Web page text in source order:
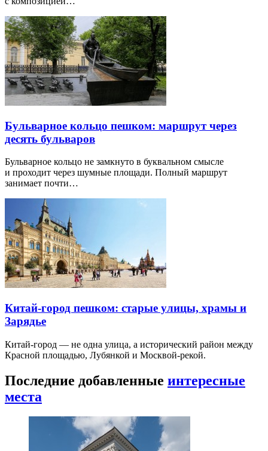
Бульварное кольцо пешком: маршрут через
десять бульваров
Бульварное кольцо не замкнуто в буквальном смысле
и проходит через шумные площади. Полный маршрут
занимает почти…
Китай-город пешком: старые улицы, храмы и
Зарядье
Китай-город — не одна улица, а исторический район между
Красной площадью, Лубянкой и Москвой-рекой.
Последние добавленные интересные
места